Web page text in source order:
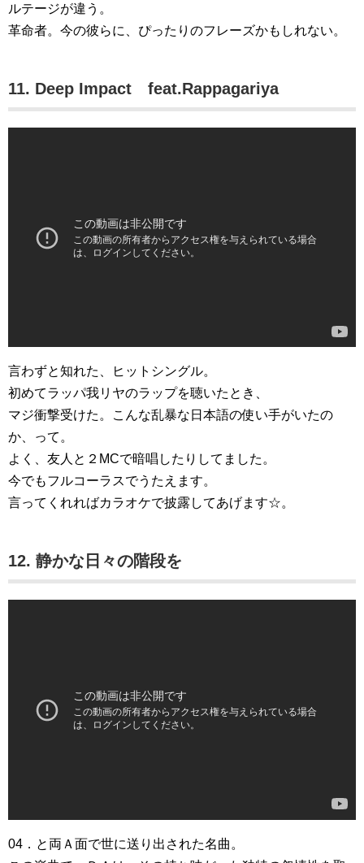
ルテージが違う。
革命者。今の彼らに、ぴったりのフレーズかもしれない。
11. Deep Impact feat.Rappagariya
言わずと知れた、ヒットシングル。
初めてラッパ我リヤのラップを聴いたとき、
マジ衝撃受けた。こんな乱暴な日本語の使い手がいたの
か、って。
よく、友人と２MCで暗唱したりしてました。
今でもフルコーラスでうたえます。
言ってくれればカラオケで披露してあげます☆。
12. 静かな日々の階段を
04．と両Ａ面で世に送り出された名曲。